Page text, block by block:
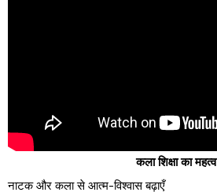
कला शिक्षा का महत्व
नाटक और कला से आत्म-विश्वास बढ़ाएँ